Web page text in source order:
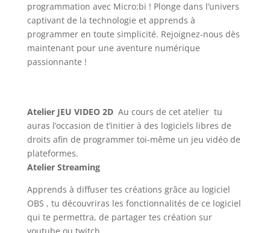
programmation avec Micro:bi ! Plonge dans l’univers
captivant de la technologie et apprends à
programmer en toute simplicité. Rejoignez-nous dès
maintenant pour une aventure numérique
passionnante !
Atelier JEU VIDEO 2D Au cours de cet atelier tu
auras l’occasion de t’initier à des logiciels libres de
droits afin de programmer toi-même un jeu vidéo de
plateformes.
Atelier Streaming
Apprends à diffuser tes créations grâce au logiciel
OBS , tu découvriras les fonctionnalités de ce logiciel
qui te permettra, de partager tes création sur